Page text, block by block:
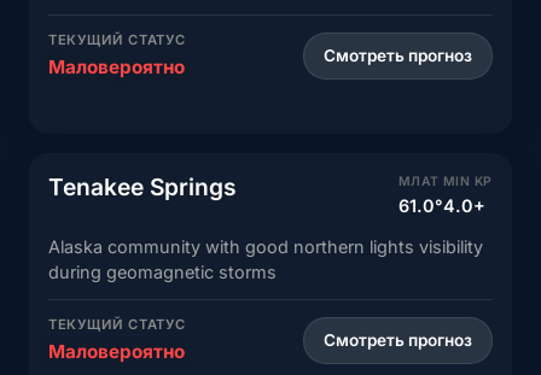
ТЕКУЩИЙ СТАТУС
Маловероятно Смотреть прогноз
Tenakee Springs МЛАТ
61.0°
MIN KP
4.0+
Alaska community with good northern lights visibility
during geomagnetic storms
ТЕКУЩИЙ СТАТУС
Маловероятно Смотреть прогноз